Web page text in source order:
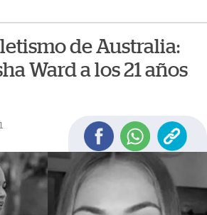
de Australia:
Ward a los 21 años